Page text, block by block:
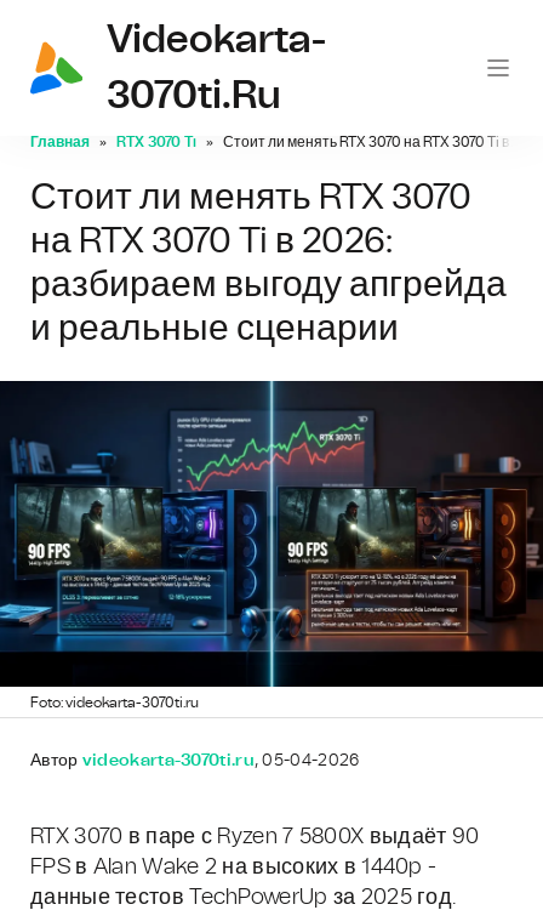
Videokarta-
3070ti.ru
Главная RTX 3070 Ti Стоит ли менять RTX 3070 на RTX 3070 Ti в
Стоит ли менять RTX 3070
на RTX 3070 Ti в 2026:
разбираем выгоду апгрейда
и реальные сценарии
Foto: videokarta-3070ti.ru
Автор videokarta-3070ti.ru, 05-04-2026
RTX 3070 в паре с Ryzen 7 5800X выдаёт 90
FPS в Alan Wake 2 на высоких в 1440p -
данные тестов TechPowerUp за 2025 год.